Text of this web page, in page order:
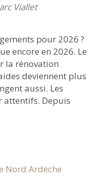
Viallet
pour 2026 ?
encore en 2026. Le
la rénovation
deviennent plus
aussi. Les
attentifs. Depuis